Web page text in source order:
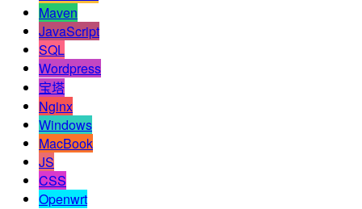
Maven
JavaScript
SQL
Wordpress
宝塔
Nginx
Windows
MacBook
JS
CSS
Openwrt